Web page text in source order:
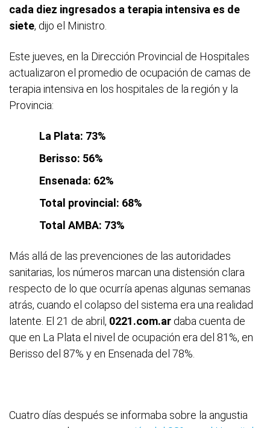
cada diez ingresados a terapia intensiva es de
siete, dijo el Ministro.
Este jueves, en la Dirección Provincial de Hospitales
actualizaron el promedio de ocupación de camas de
terapia intensiva en los hospitales de la región y la
Provincia:
La Plata: 73%
Berisso: 56%
Ensenada: 62%
Total provincial: 68%
Total AMBA: 73%
Más allá de las prevenciones de las autoridades
sanitarias, los números marcan una distensión clara
respecto de lo que ocurría apenas algunas semanas
atrás, cuando el colapso del sistema era una realidad
latente. El 21 de abril, 0221.com.ar daba cuenta de
que en La Plata el nivel de ocupación era del 81%, en
Berisso del 87% y en Ensenada del 78%.
Cuatro días después se informaba sobre la angustia